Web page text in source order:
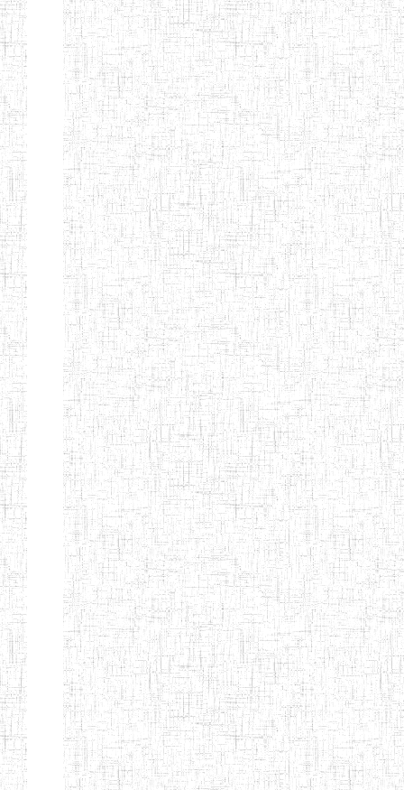
BTTC MBENGWI
BAPTIST
TEACHERS
TRAINING
COLLEGE
08/08/1983 ENIEG
KENCHOLIA
TEACHER'S
TRAINING
COLLEGE
"K.T.T.C NDOP"
15/09/2015 ENIEG
ENIEG PRIVEE
BILINGUE
LAIQUE LES
PERFORMANCES
PEDAGOGIQUES
01/09/2015 ENIEG
ENIEG DU HAUT
NKAM
12/08/2013 ENIEG
ENIEG BILINGUE
DE L'IPEP DE
BANDJOUN
05/09/2003 ENIEG
ENIEG PRIVEE
NANFAH
07/09/2012 ENIEG
ENPIEG TERESA
JANE
14/03/2014 ENIEG